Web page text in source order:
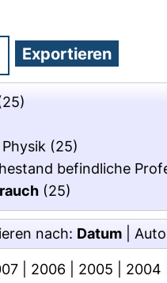
(25)
befindliche
(25)
nach: Datum
2006 2005 2004